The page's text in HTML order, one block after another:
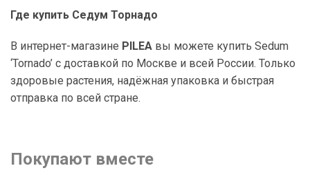
Где купить Седум Торнадо
В интернет-магазине PILEA вы можете купить Sedum
‘Tornado’ с доставкой по Москве и всей России. Только
здоровые растения, надёжная упаковка и быстрая
отправка по всей стране.
Покупают вместе